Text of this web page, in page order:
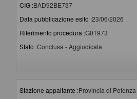
CIG :BAD92BE737
Data pubblicazione esito :23/06/2026
Riferimento procedura :G01973
Stato :Conclusa - Aggiudicata
Stazione appaltante :Provincia di